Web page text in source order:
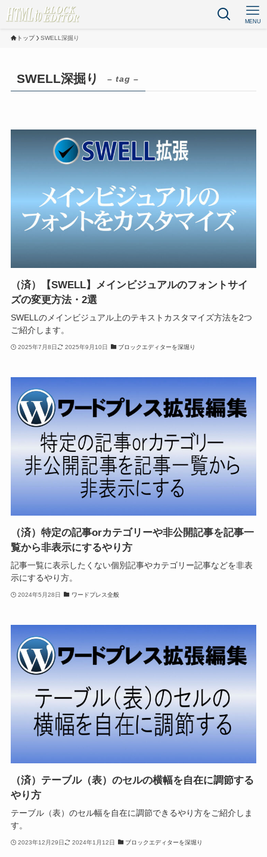
MENU
トップ SWELL深掘り
SWELL深掘り – tag –
（済）【SWELL】メインビジュアルのフォントサイ
ズの変更方法・2選
SWELLのメインビジュアル上のテキストカスタマイズ方法を2つ
ご紹介します。
2025年7月8日 2025年9月10日 ブロックエディターを深堀り
（済）特定の記事orカテゴリーや非公開記事を記事一
覧から非表示にするやり方
記事一覧に表示したくない個別記事やカテゴリー記事などを非表
示にするやり方。
2024年5月28日 ワードプレス全般
（済）テーブル（表）のセルの横幅を自在に調節する
やり方
テーブル（表）のセル幅を自在に調節できるやり方をご紹介しま
す。
2023年12月29日 2024年1月12日 ブロックエディターを深堀り